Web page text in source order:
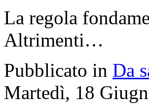
La regola
Altrimenti…
Pubblicato in Da
Martedì, 18